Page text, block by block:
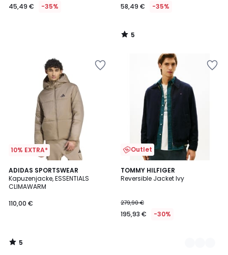
45,49 € -35% 58,49 € -35%
5
/
10% EXTRA*
ADIDAS SPORTSWEAR
Kapuzenjacke, ESSENTIALS
CLIMAWARM
110,00 €
5
/
5
5
/
Outlet
TOMMY HILFIGER
Reversible Jacket Ivy
279,90 €
195,93 € -30%
2
Farben